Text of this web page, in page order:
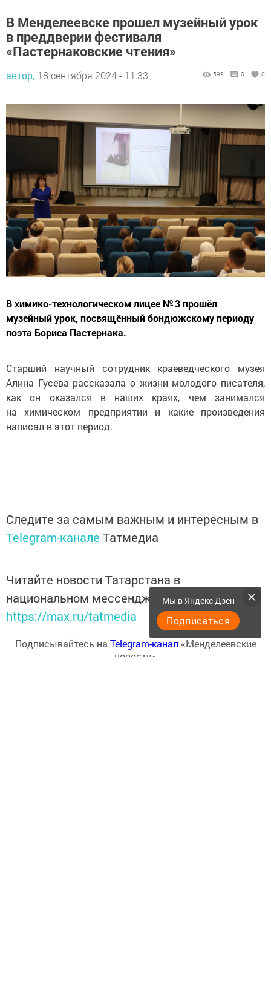
В Менделеевске прошел музейный урок
в преддверии фестиваля
«Пастернаковские чтения»
автор, 18 сентября 2024 - 11:33 599 0 0
В химико-технологическом лицее № 3 прошёл
музейный урок, посвящённый бондюжскому периоду
поэта Бориса Пастернака.
Старший научный сотрудник краеведческого музея
Алина Гусева рассказала о жизни молодого писателя,
как он оказался в наших краях, чем занимался
на химическом предприятии и какие произведения
написал в этот период.
Следите за самым важным и интересным в
Telegram-канале Татмедиа
Читайте новости Татарстана в
национальном мессенджере MАХ:
https://max.ru/tatmedia
Подписывайтесь на Telegram-канал «Менделеевские
новости»
Мы в Яндекс Дзен
Подписаться